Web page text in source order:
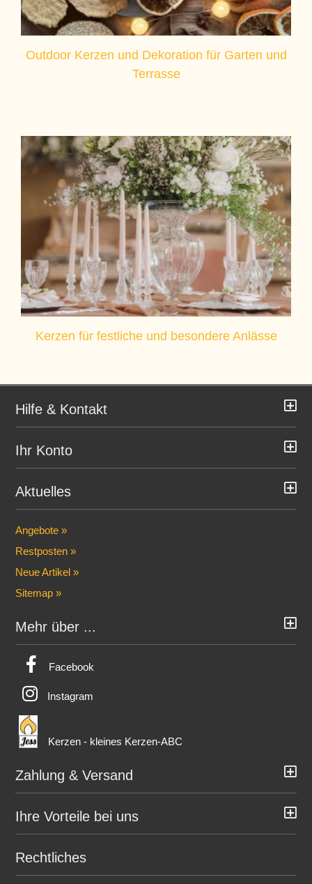
Outdoor Kerzen und Dekoration für Garten und
Terrasse
Kerzen für festliche und besondere Anlässe
Hilfe & Kontakt
Ihr Konto
Aktuelles
Angebote »
Restposten »
Neue Artikel »
Sitemap »
Mehr über ...
Facebook
Instagram
Kerzen - kleines Kerzen-ABC
Zahlung & Versand
Ihre Vorteile bei uns
Rechtliches